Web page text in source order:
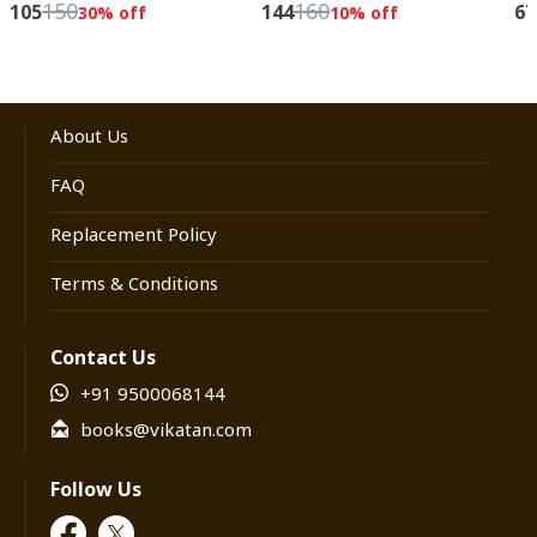
10515030% off 14416010% off 67
About Us
FAQ
Replacement Policy
Terms & Conditions
Contact Us
+91 9500068144
books@vikatan.com
Follow Us